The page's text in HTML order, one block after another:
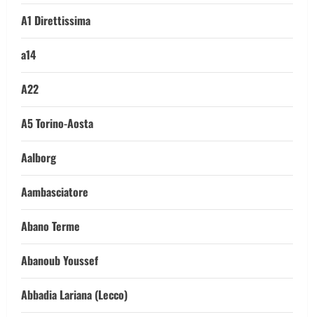
A1 Direttissima
a14
A22
A5 Torino-Aosta
Aalborg
Aambasciatore
Abano Terme
Abanoub Youssef
Abbadia Lariana (Lecco)